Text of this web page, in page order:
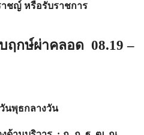
าชญ์ หรือรับราชการ
ฤกษ์ผ่าคลอด 08.19 –
นพุธกลางวัน